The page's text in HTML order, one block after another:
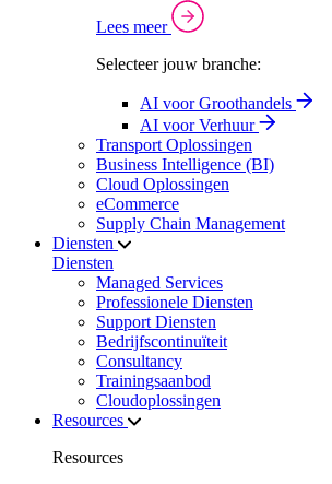
Lees meer
Selecteer jouw branche:
AI voor Groothandels
AI voor Verhuur
Transport Oplossingen
Business Intelligence (BI)
Cloud Oplossingen
eCommerce
Supply Chain Management
Diensten
Diensten
Managed Services
Professionele Diensten
Support Diensten
Bedrijfscontinuïteit
Consultancy
Trainingsaanbod
Cloudoplossingen
Resources
Resources